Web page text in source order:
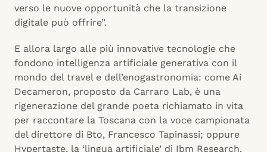
verso le nuove opportunità che la transizione
digitale può offrire”.
E allora largo alle più innovative tecnologie che
fondono intelligenza artificiale generativa con il
mondo del travel e dell’enogastronomia: come Ai
Decameron, proposto da Carraro Lab, è una
rigenerazione del grande poeta richiamato in vita
per raccontare la Toscana con la voce campionata
del direttore di Bto, Francesco Tapinassi; oppure
Hypertaste, la ‘lingua artificiale’ di Ibm Research,